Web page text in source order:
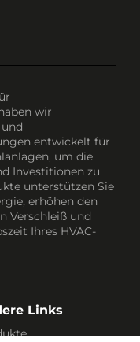
wir
entwickelt für
um die
Investitionen zu
unterstützen Sie
erhöhen den
Verschleiß und
Ihres HVAC-
Links